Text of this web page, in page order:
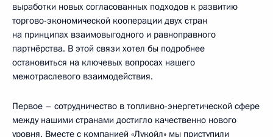
выработки новых согласованных подходов к развитию
торгово-экономической кооперации двух стран
на принципах взаимовыгодного и равноправного
партнёрства. В этой связи хотел бы подробнее
остановиться на ключевых вопросах нашего
межотраслевого взаимодействия.
Первое – сотрудничество в топливно-энергетической сфере
между нашими странами достигло качественно нового
уровня. Вместе с компанией «Лукойл» мы приступили